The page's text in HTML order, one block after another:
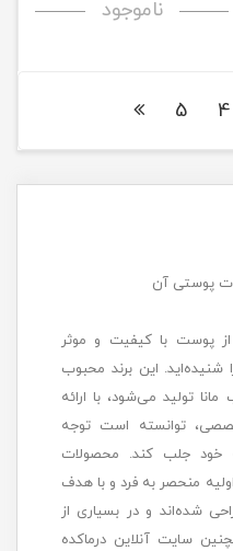
ناموجود
4
5
پوستی آن
از پوست با کیفیت و موثر
شنیده‌اید. این برند محبوب
تولید می‌شود، با ارائه
توانسته است توجه
خود جلب کند. محصولات
اولیه منحصر به فرد و با هدف
شده‌اند و در بسیاری از
سایت آنلاین درماکده